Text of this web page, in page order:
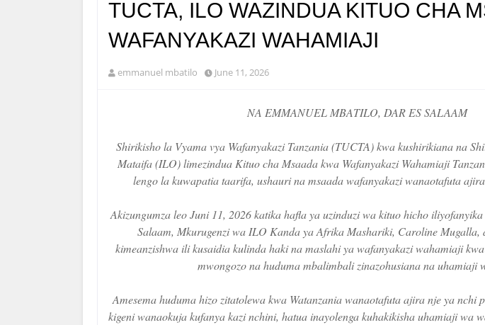
TUCTA, ILO WAZINDUA KITUO CHA
WAFANYAKAZI WAHAMIAJI
emmanuel mbatilo June 11, 2026
NA EMMANUEL MBATILO, DAR ES SALAAM
Shirikisho la Vyama vya Wafanyakazi Tanzania (TUCTA) kwa kushirikiana na
Mataifa (ILO) limezindua Kituo cha Msaada kwa Wafanyakazi Wahamiaji
lengo la kuwapatia taarifa, ushauri na msaada wafanyakazi wanaotafuta
Akizungumza leo Juni 11, 2026 katika hafla ya uzinduzi wa kituo hicho
Salaam, Mkurugenzi wa ILO Kanda ya Afrika Mashariki, Caroline Mugalla,
kimeanzishwa ili kusaidia kulinda haki na maslahi ya wafanyakazi wahamiaji
mwongozo na huduma mbalimbali zinazohusiana na uhamiaji
Amesema huduma hizo zitatolewa kwa Watanzania wanaotafuta ajira nje ya nchi
kigeni wanaokuja kufanya kazi nchini, hatua inayolenga kuhakikisha uhamiaji wa